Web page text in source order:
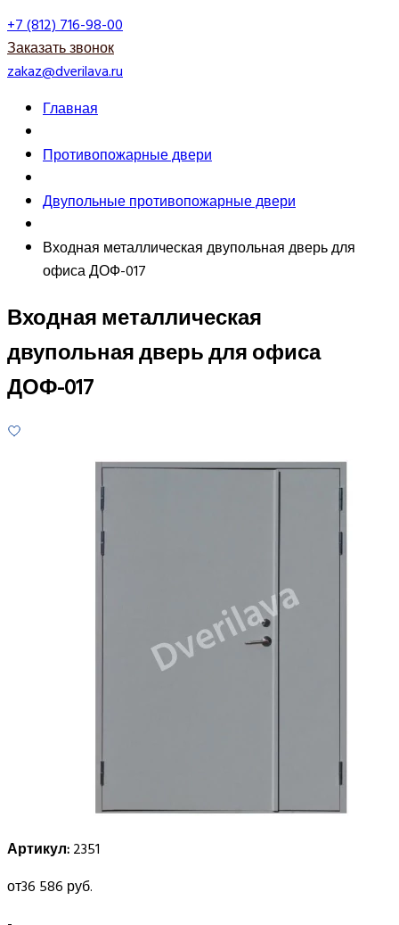
+7 (812) 716-98-00
Заказать звонок
zakaz@dverilava.ru
Главная
Противопожарные двери
Двупольные противопожарные двери
Входная металлическая двупольная дверь для
офиса ДОФ-017
Входная металлическая
двупольная дверь для офиса
ДОФ-017
Артикул:2351
от36 586 руб.